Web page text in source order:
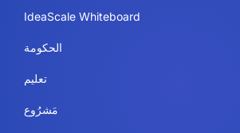
IdeaScale Whiteboard
الحكومة
تعليم
مَشرُوع